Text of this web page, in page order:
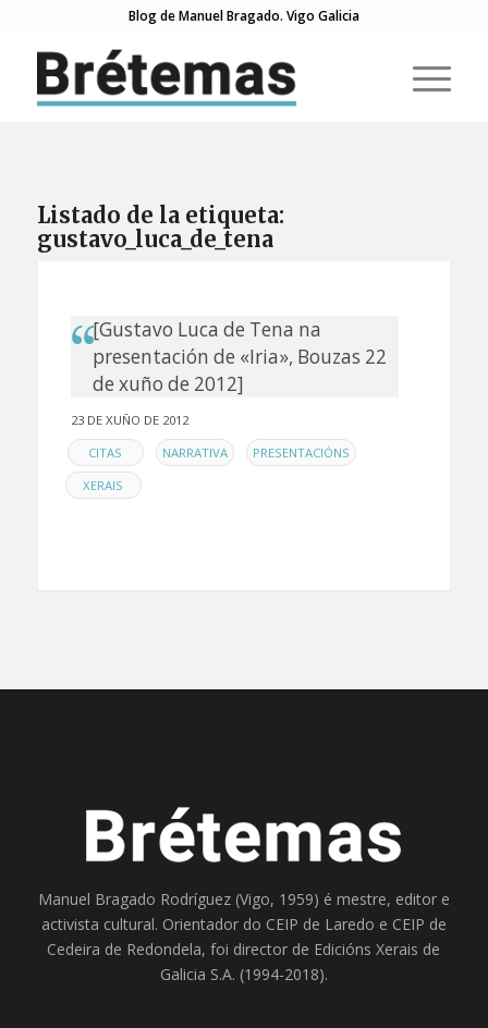
Blog de Manuel Bragado. Vigo Galicia
Listado de la etiqueta:
gustavo_luca_de_tena
[Gustavo Luca de Tena na
presentación de «Iria», Bouzas 22
de xuño de 2012]
23 DE XUÑO DE 2012
EN
CITAS , NARRATIVA , PRESENTACIÓNS ,
XERAIS
Manuel Bragado Rodríguez (Vigo, 1959) é mestre, editor e
activista cultural. Orientador do CEIP de Laredo e CEIP de
Cedeira de Redondela, foi director de Edicións Xerais de
Galicia S.A. (1994-2018).